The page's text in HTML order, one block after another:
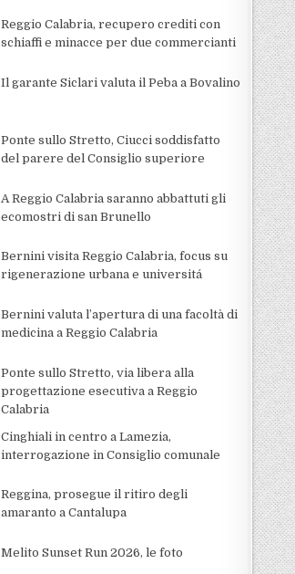
Reggio Calabria, recupero crediti con
schiaffi e minacce per due commercianti
Il garante Siclari valuta il Peba a Bovalino
Ponte sullo Stretto, Ciucci soddisfatto
del parere del Consiglio superiore
A Reggio Calabria saranno abbattuti gli
ecomostri di san Brunello
Bernini visita Reggio Calabria, focus su
rigenerazione urbana e universitá
Bernini valuta l’apertura di una facoltà di
medicina a Reggio Calabria
Ponte sullo Stretto, via libera alla
progettazione esecutiva a Reggio
Calabria
Cinghiali in centro a Lamezia,
interrogazione in Consiglio comunale
Reggina, prosegue il ritiro degli
amaranto a Cantalupa
Melito Sunset Run 2026, le foto